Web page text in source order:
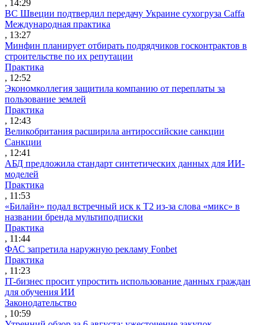
, 14:29
ВС Швеции подтвердил передачу Украине сухогруза Caffa
Международная практика
, 13:27
Минфин планирует отбирать подрядчиков госконтрактов в
строительстве по их репутации
Практика
, 12:52
Экономколлегия защитила компанию от переплаты за
пользование землей
Практика
, 12:43
Великобритания расширила антироссийские санкции
Санкции
, 12:41
АБД предложила стандарт синтетических данных для ИИ-
моделей
Практика
, 11:53
«Билайн» подал встречный иск к Т2 из-за слова «микс» в
названии бренда мультиподписки
Практика
, 11:44
ФАС запретила наружную рекламу Fonbet
Практика
, 11:23
IT-бизнес просит упростить использование данных граждан
для обучения ИИ
Законодательство
, 10:59